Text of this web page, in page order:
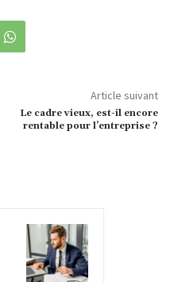
Article suivant
Le cadre vieux, est-il encore
rentable pour l’entreprise ?